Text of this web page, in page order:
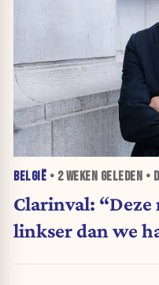
BELGIË • 2 WEKEN GELEDEN •
Clarinval: “Deze
linkser dan we